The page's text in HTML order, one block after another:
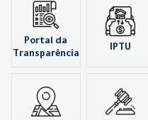
Portal da
Transparência
IPTU